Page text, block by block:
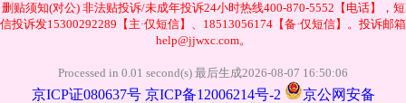
删贴须知(对公)非法贴投诉/未成年投诉24小时热线400-870-5552【电话】，短
信投诉发15300292289【主·仅短信】、18513056174【备·仅短信】。投诉邮箱
help@jjwxc.com。
Processed in 0.01 second(s) 最后生成2026-08-07 16:50:06
京ICP证080637号 京ICP备12006214号-2
京公网安备